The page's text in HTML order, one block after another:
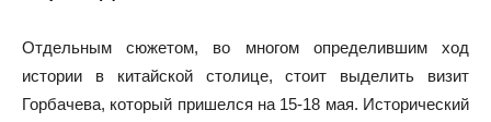
Отдельным сюжетом, во многом определившим ход
истории в китайской столице, стоит выделить визит
Горбачева, который пришелся на 15-18 мая. Исторический